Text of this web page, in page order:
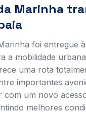
Marinha
foi entregue
a mobilidade
uma rota
importantes
com um novo
melhores